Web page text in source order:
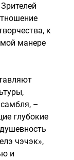
к
манере
–
глубокие
чэчэк»,
и